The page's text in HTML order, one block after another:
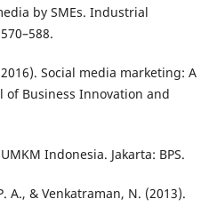
by SMEs. Industrial
Social media marketing: A
Business Innovation and
Indonesia. Jakarta: BPS.
A., & Venkatraman, N. (2013).